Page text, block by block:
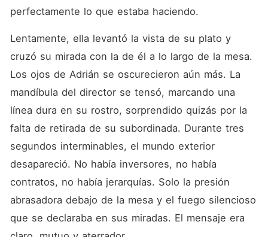
perfectamente lo que estaba haciendo.
Lentamente, ella levantó la vista de su plato y
cruzó su mirada con la de él a lo largo de la mesa.
Los ojos de Adrián se oscurecieron aún más. La
mandíbula del director se tensó, marcando una
línea dura en su rostro, sorprendido quizás por la
falta de retirada de su subordinada. Durante tres
segundos interminables, el mundo exterior
desapareció. No había inversores, no había
contratos, no había jerarquías. Solo la presión
abrasadora debajo de la mesa y el fuego silencioso
que se declaraba en sus miradas. El mensaje era